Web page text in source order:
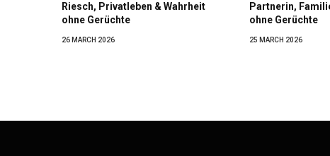
Riesch, Privatleben & Wahrheit
ohne Gerüchte
26 MARCH 2026
Partnerin,
ohne Gerüchte
25 MARCH 2026